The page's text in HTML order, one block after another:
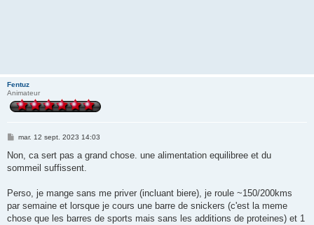
Fentuz
Animateur
M
s
a
mar. 12 sept. 2023 14:03
Non, ca sert pas a grand chose. une alimentation equilibree et du
sommeil suffissent.
Perso, je mange sans me priver (incluant biere), je roule ~150/200kms
par semaine et lorsque je cours une barre de snickers (c'est la meme
chose que les barres de sports mais sans les additions de proteines) et 1